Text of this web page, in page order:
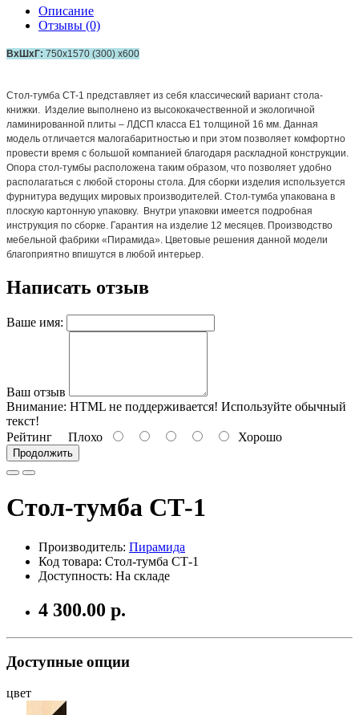
Описание
Отзывы (0)
ВхШхГ: 750x1570 (300) х600
Стол-тумба СТ-1 представляет из себя классический вариант стола-
книжки. Изделие выполнено из высококачественной и экологичной
ламинированной плиты – ЛДСП класса Е1 толщиной 16 мм. Данная
модель отличается малогабаритностью и при этом позволяет комфортно
провести время с большой компанией благодаря раскладной конструкции.
Опора стол-тумбы расположена таким образом, что позволяет удобно
располагаться с любой стороны стола. Для сборки изделия используется
фурнитура ведущих мировых производителей. Стол-тумба упакована в
плоскую картонную упаковку. Внутри упаковки имеется подробная
инструкция по сборке. Гарантия на изделие 12 месяцев. Производство
мебельной фабрики «Пирамида». Цветовые решения данной модели
благоприятно впишутся в любой интерьер.
Написать отзыв
Ваше имя:
Ваш отзыв
Внимание: HTML не поддерживается! Используйте обычный
текст!
Рейтинг Плохо Хорошо
Продолжить
Стол-тумба СТ-1
Производитель: Пирамида
Код товара: Стол-тумба СТ-1
Доступность: На складе
4 300.00 р.
Доступные опции
цвет